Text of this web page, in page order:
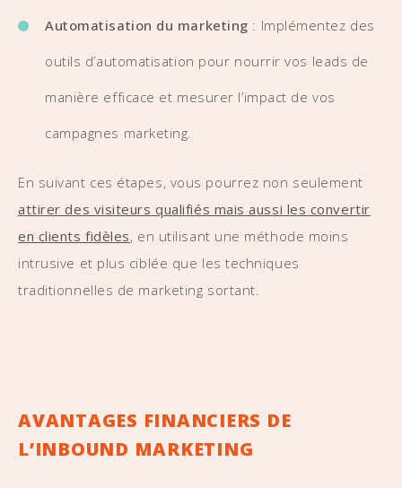
Automatisation du marketing : Implémentez des
outils d’automatisation pour nourrir vos leads de
manière efficace et mesurer l’impact de vos
campagnes marketing.
En suivant ces étapes, vous pourrez non seulement
attirer des visiteurs qualifiés mais aussi les convertir
en clients fidèles, en utilisant une méthode moins
intrusive et plus ciblée que les techniques
traditionnelles de marketing sortant.
AVANTAGES FINANCIERS DE
L’INBOUND MARKETING